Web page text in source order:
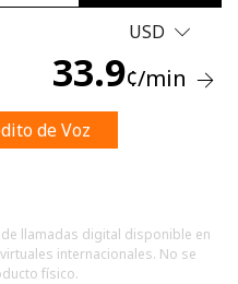
se ha creado una contraseña
USD
33.9¢/min
de Voz
llamadas digital disponible en
internacionales. No se
físico.